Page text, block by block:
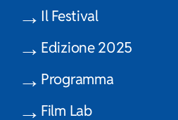
Il Festival
Edizione 2025
Programma
Film Lab